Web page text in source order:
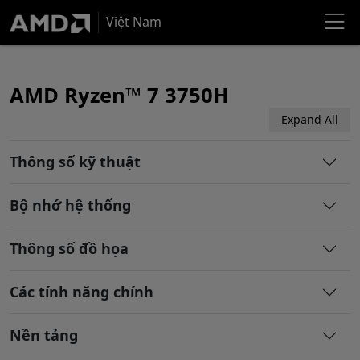
Việt Nam
AMD Ryzen™ 7 3750H
Expand All
Thông số kỹ thuật
Bộ nhớ hệ thống
Thông số đồ họa
Các tính năng chính
Nền tảng